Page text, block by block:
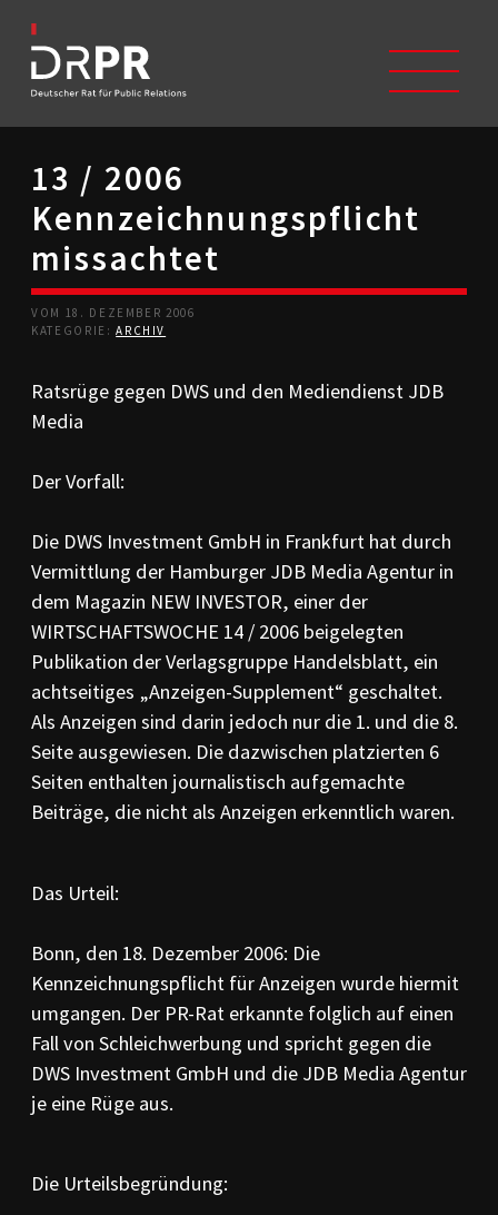
START
ÜBER UNS
Selbstverständnis
Trägerverein
Beschwerdeausschüsse
Mitglieder
Geschichte
Kontakt
Kodizes öfft. Kommunikation
BESCHWERDE
Anleitung zur Beschwerde
Beschwerdeformular
Beschwerdeordnung
AKTUELLES
Pressemitteilungen
Ratssprüche
Jahresberichte
Archiv
13 / 2006
Kennzeichnungspflicht
missachtet
VOM 18. DEZEMBER 2006
KATEGORIE:ARCHIV
Ratsrüge gegen DWS und den Mediendienst JDB
Media
Der Vorfall:
Die DWS Investment GmbH in Frankfurt hat durch
Vermittlung der Hamburger JDB Media Agentur in
dem Magazin NEW INVESTOR, einer der
WIRTSCHAFTSWOCHE 14 / 2006 beigelegten
Publikation der Verlagsgruppe Handelsblatt, ein
achtseitiges „Anzeigen-Supplement“ geschaltet.
Als Anzeigen sind darin jedoch nur die 1. und die 8.
Seite ausgewiesen. Die dazwischen platzierten 6
Seiten enthalten journalistisch aufgemachte
Beiträge, die nicht als Anzeigen erkenntlich waren.
Das Urteil:
Bonn, den 18. Dezember 2006: Die
Kennzeichnungspflicht für Anzeigen wurde hiermit
umgangen. Der PR-Rat erkannte folglich auf einen
Fall von Schleichwerbung und spricht gegen die
DWS Investment GmbH und die JDB Media Agentur
je eine Rüge aus.
Die Urteilsbegründung: